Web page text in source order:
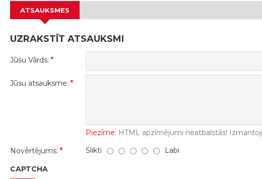
ATSAUKSMES
UZRAKSTĪT ATSAUKSMI
Jūsu Vārds:
Jūsu atsauksme:
Piezīme: HTML apzīmējumi neatbalstās!
Novērtējums:
Slikti Labi
CAPTCHA